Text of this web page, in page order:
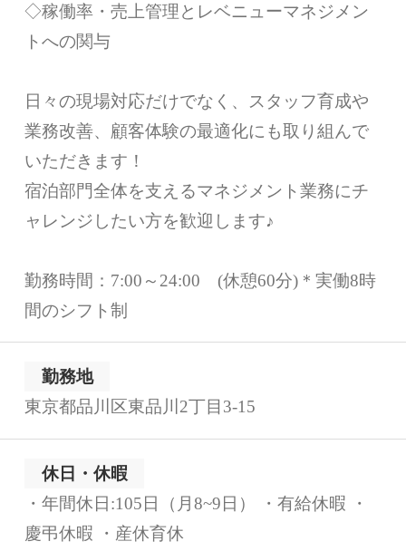
◇稼働率・売上管理とレベニューマネジメン
トへの関与
日々の現場対応だけでなく、スタッフ育成や
業務改善、顧客体験の最適化にも取り組んで
いただきます！
宿泊部門全体を支えるマネジメント業務にチ
ャレンジしたい方を歓迎します♪
勤務時間：7:00～24:00 (休憩60分)＊実働8時
間のシフト制
勤務地
東京都品川区東品川2丁目3-15
休日・休暇
・年間休日:105日（月8~9日） ・有給休暇 ・
慶弔休暇 ・産休育休